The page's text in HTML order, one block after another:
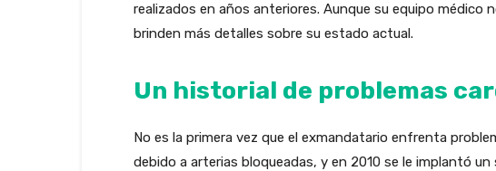
realizados en años anteriores. Aunque su equipo médico
brinden más detalles sobre su estado actual.
Un historial de problemas
No es la primera vez que el exmandatario enfrenta
debido a arterias bloqueadas, y en 2010 se le implantó